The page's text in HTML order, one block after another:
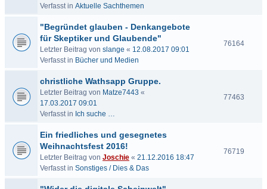
Verfasst in Aktuelle Sachthemen
"Begründet glauben - Denkangebote
für Skeptiker und Glaubende"
Letzter Beitrag von slange « 12.08.2017 09:01
Verfasst in Bücher und Medien
76164
christliche Wathsapp Gruppe.
Letzter Beitrag von Matze7443 «
17.03.2017 09:01
Verfasst in Ich suche …
77463
Ein friedliches und gesegnetes
Weihnachtsfest 2016!
Letzter Beitrag von Joschie « 21.12.2016 18:47
Verfasst in Sonstiges / Dies & Das
76719